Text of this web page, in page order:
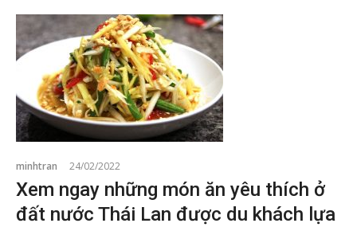
minhtran 24/02/2022
Xem ngay những món ăn yêu thích ở
đất nước Thái Lan được du khách lựa